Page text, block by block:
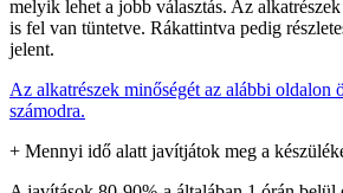
melyik lehet a jobb választás. Az
is fel van tüntetve. Rákattintva pedig
jelent.
Az alkatrészek minőségét az alábbi oldalon
számodra.
+ Mennyi idő alatt javítjátok meg a